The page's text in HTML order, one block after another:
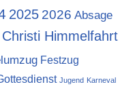
2025 2026 Absage
Christi Himmelfahrt
Festzug
Jugend Karneval